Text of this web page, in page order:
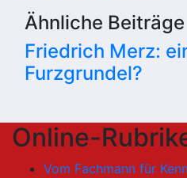
Ähnliche Beiträge
Friedrich Merz:
Furzgrundel?
Online-
Vom Fachmann für